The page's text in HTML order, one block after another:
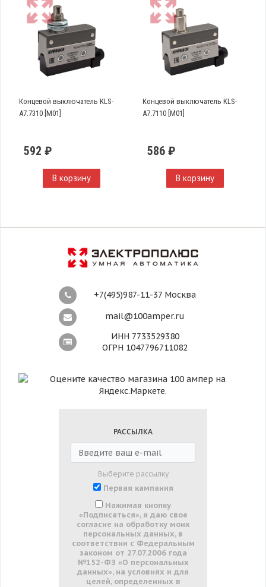
Концевой выключатель KLS-
A7.7310 [M01]
592 ₽
В корзину
Концевой выключатель KLS-
A7.7110 [M01]
586 ₽
В корзину
+7(495)987-11-37 Москва
mail@100amper.ru
ИНН 7733529380
ОГРН 1047796711082
РАССЫЛКА
Выберите рассылку
Первая кампания
Нажимая кнопку
«Подписаться», я даю свое
согласие на обработку моих
персональных данных, в
соответствии с Федеральным
законом от 27.07.2006 года
№152-ФЗ «О персональных
данных», на условиях и для
целей, определенных в